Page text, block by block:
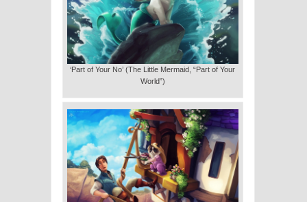
‘Part of Your No’ (The Little Mermaid, “Part of Your
World”)